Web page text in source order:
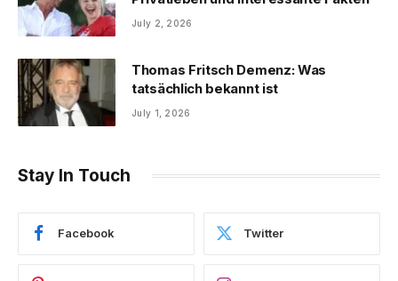
July 2, 2026
Thomas Fritsch Demenz: Was
tatsächlich bekannt ist
July 1, 2026
Stay In Touch
Facebook Twitter